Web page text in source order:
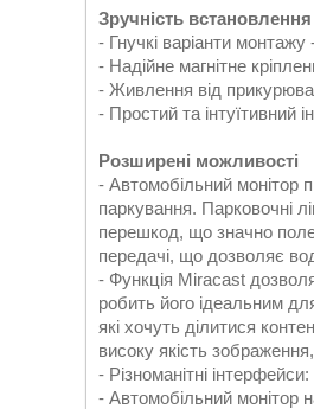
Зручність
- Гнучкі варіанти
- Надійне магнітне
- Живлення від
- Простий та інтуїтивний
Розширені можливості
- Автомобільний монітор
паркування. Парковочні
перешкод, що значно
передачі, що дозволяє
- Функція Miracast
робить його ідеальним
які хочуть ділитися
високу якість
- Різноманітні
- Автомобільний монітор